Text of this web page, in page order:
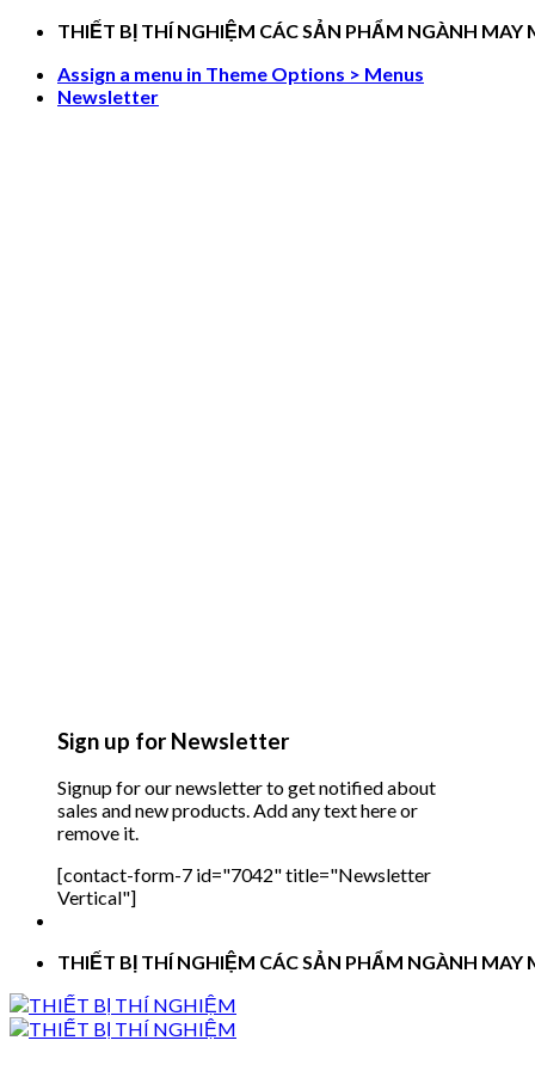
Skip
content
THIẾT BỊ THÍ NGHIỆM CÁC SẢN PHẨM NGÀNH MAY
Assign a menu in Theme Options > Menus
Newsletter
Sign up for Newsletter
Signup for our newsletter to get notified about
sales and new products. Add any text here or
remove it.
[contact-form-7 id="7042" title="Newsletter
Vertical"]
THIẾT BỊ THÍ NGHIỆM CÁC SẢN PHẨM NGÀNH MAY